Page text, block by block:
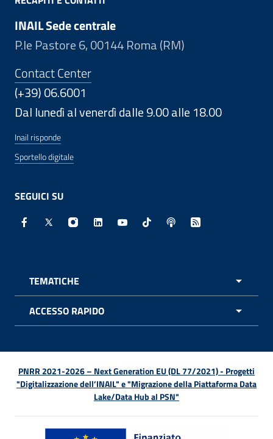
INAIL Sede centrale
P.le Pastore 6, 00144 Roma (RM)
Contact Center
(+39) 06.6001
Dal lunedì al venerdì dalle 9.00 alle 18.00
Inail risponde
Sportello digitale
SEGUICI SU
Facebook - Sito esterno - Apertura in nuova finestra
X - Sito esterno - Apertura in nuova finestra
Instagram - Sito esterno - Apertura in
Linkedin - Sito esterno - Apertura in
Youtube - Sito esterno -
TikTok - Sito esterno -
Spreaker - Sito
Feed RSS -
TEMATICHE
ACCESSO RAPIDO
PNRR 2021-2026 – Next Generation EU (DL 77/2021) - Progetti
"Digitalizzazione dell’INAIL" e "Migrazione della Piattaforma Data
Lake/Data Hub al PSN"